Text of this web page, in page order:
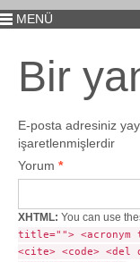
MENÜ
Bir
E-posta adresiniz
işaretlenmişlerdir
Yorum *
XHTML: You can use
title=""> <acronym
<cite> <code> <del